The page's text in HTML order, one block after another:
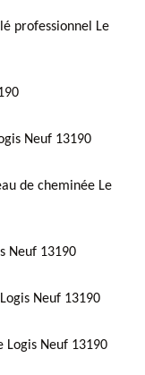
professionnel Le
Neuf 13190
de cheminée Le
Neuf 13190
Neuf 13190
Logis Neuf 13190